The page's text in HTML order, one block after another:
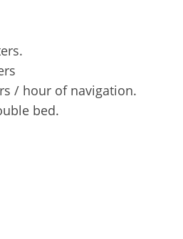
/ hour of navigation.
bed.